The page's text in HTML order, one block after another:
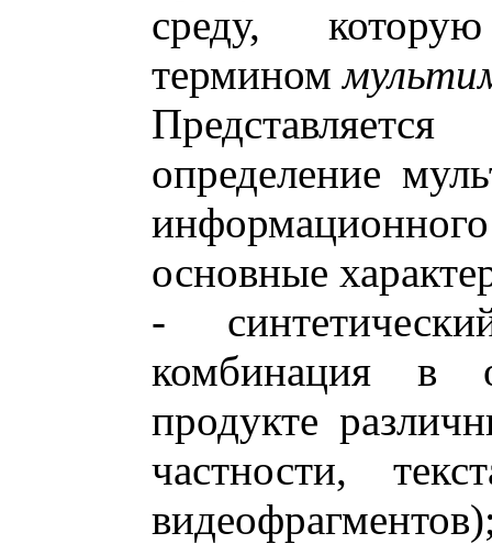
среду,
термином
определение
основные
-
комбинация в
продукте
частности,